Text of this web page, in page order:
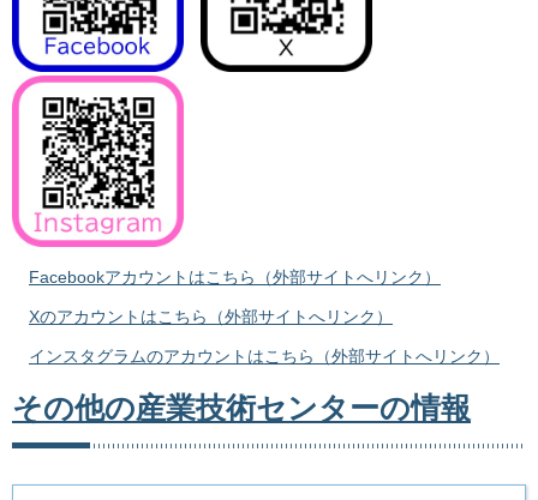
Facebookアカウントはこちら（外部サイトへリンク）
Xのアカウントはこちら（外部サイトへリンク）
インスタグラムのアカウントはこちら（外部サイトへリンク）
その他の産業技術センターの情報